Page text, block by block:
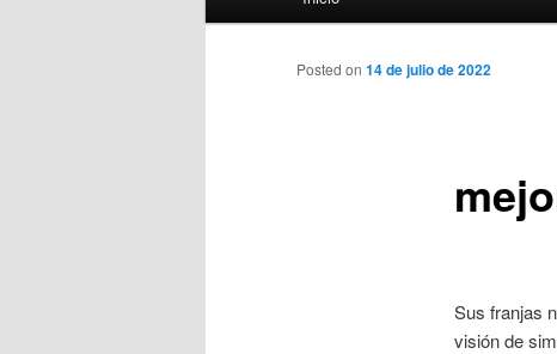
Posted on 14 de julio de 2022
Sus franjas
visión de